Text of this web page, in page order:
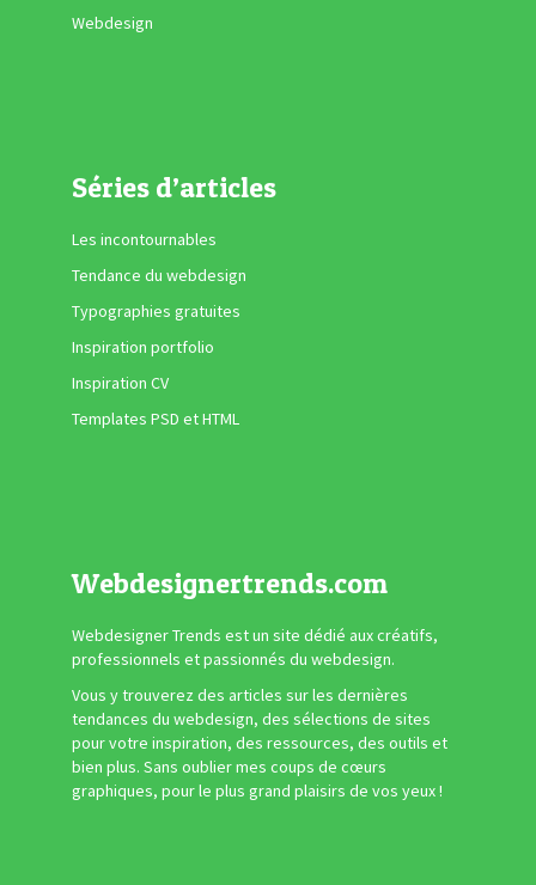
Webdesign
Séries d’articles
Les incontournables
Tendance du webdesign
Typographies gratuites
Inspiration portfolio
Inspiration CV
Templates PSD et HTML
Webdesignertrends.com
Webdesigner Trends est un site dédié aux créatifs,
professionnels et passionnés du webdesign.
Vous y trouverez des articles sur les dernières
tendances du webdesign, des sélections de sites
pour votre inspiration, des ressources, des outils et
bien plus. Sans oublier mes coups de cœurs
graphiques, pour le plus grand plaisirs de vos yeux !